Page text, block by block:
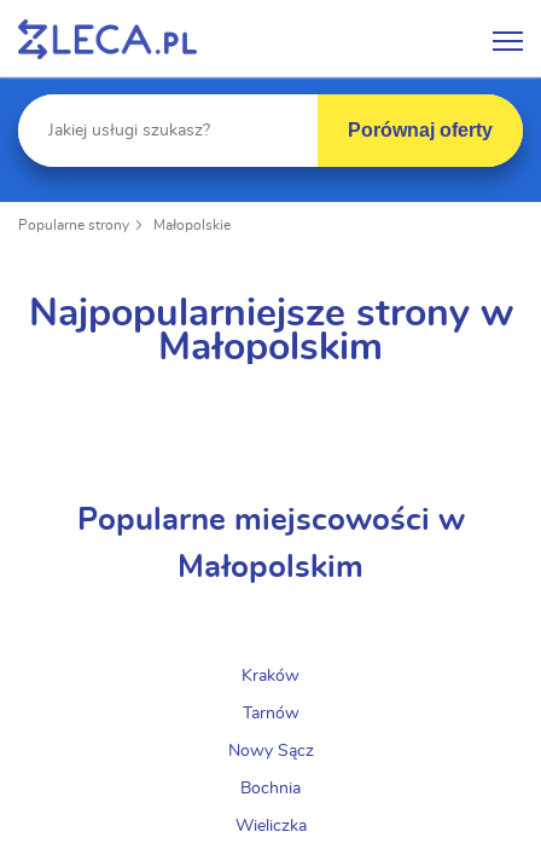
Porównaj oferty
Popularne strony Małopolskie
Najpopularniejsze strony w
Małopolskim
Popularne miejscowości w
Małopolskim
Kraków
Tarnów
Nowy Sącz
Bochnia
Wieliczka